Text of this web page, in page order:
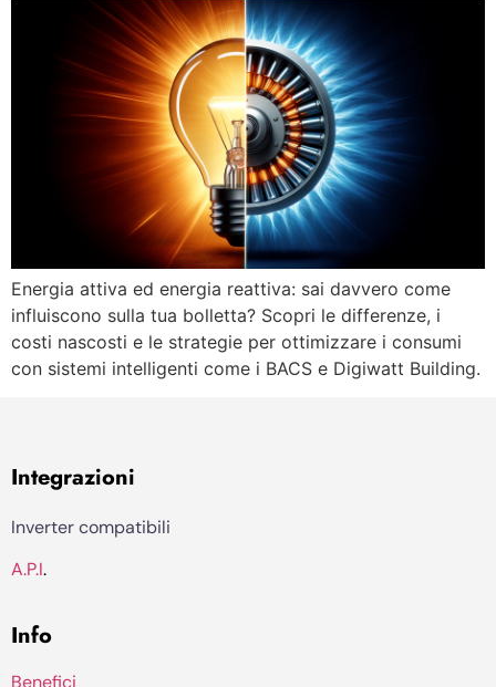
Energia attiva ed energia reattiva: sai davvero come
influiscono sulla tua bolletta? Scopri le differenze, i
costi nascosti e le strategie per ottimizzare i consumi
con sistemi intelligenti come i BACS e Digiwatt Building.
Integrazioni
Inverter compatibili
A.P.I.
Info
Benefici